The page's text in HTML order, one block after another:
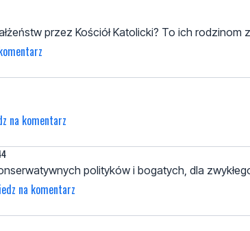
przez Kościół Katolicki? To ich rodzinom
na komentarz
polityków i bogatych, dla
na komentarz